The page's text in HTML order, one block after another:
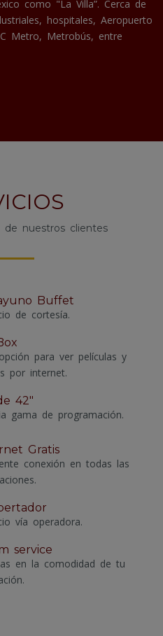
como "La Villa”. Cerca de
hospitales, Aeropuerto
Metro, Metrobús, entre
de nuestros clientes
Buffet
de cortesía.
para ver películas y
por internet.
42"
gama de programación.
Gratis
conexión en todas las
vía operadora.
service
en la comodidad de tu